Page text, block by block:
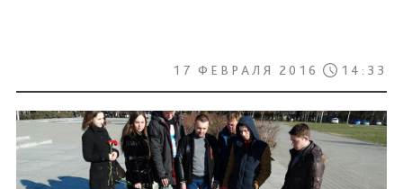
17 ФЕВРАЛЯ 2016 14:33